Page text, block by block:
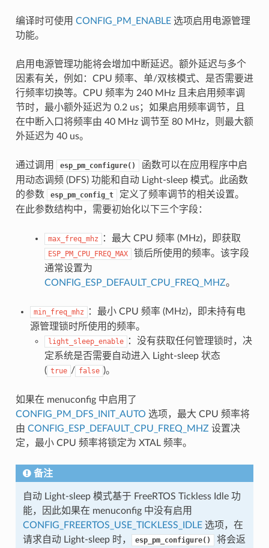
编译时可使用 CONFIG_PM_ENABLE选项启用电源管理
功能。
启用电源管理功能将会增加中断延迟。额外延迟与多个
因素有关，例如：CPU 频率、单/双核模式、是否需要进
行频率切换等。CPU 频率为 240 MHz 且未启用频率调
节时，最小额外延迟为 0.2 us；如果启用频率调节，且
在中断入口将频率由 40 MHz 调节至 80 MHz，则最大额
外延迟为 40 us。
通过调用 esp_pm_configure()
函数可以在应用程序中启
用动态调频 (DFS) 功能和自动 Light-sleep 模式。此函数
的参数
esp_pm_config_t
定义了频率调节的相关设置。
在此参数结构中，需要初始化以下三个字段：
max_freq_mhz ：最大 CPU 频率 (MHz)，即获取
ESP_PM_CPU_FREQ_MAX
锁后所使用的频率。该字段
通常设置为
CONFIG_ESP_DEFAULT_CPU_FREQ_MHZ。
min_freq_mhz
：最小 CPU 频率 (MHz)，即未持有电
源管理锁时所使用的频率。
light_sleep_enable
：没有获取任何管理锁时，决
定系统是否需要自动进入 Light-sleep 状态
( true / false )。
如果在 menuconfig 中启用了
CONFIG_PM_DFS_INIT_AUTO 选项，最大 CPU 频率将
由 CONFIG_ESP_DEFAULT_CPU_FREQ_MHZ 设置决
定，最小 CPU 频率将锁定为 XTAL 频率。
备注
自动 Light-sleep 模式基于 FreeRTOS Tickless Idle 功
能，因此如果在 menuconfig 中没有启用
CONFIG_FREERTOS_USE_TICKLESS_IDLE选项，在
请求自动 Light-sleep 时，
esp_pm_configure()
将会返